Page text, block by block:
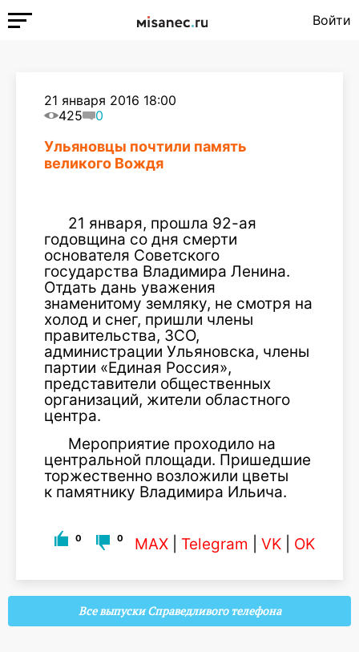
Войти
21 января 2016 18:00
425
0
Ульяновцы почтили память
великого Вождя
21 января, прошла 92-ая
годовщина со дня смерти
основателя Советского
государства Владимира Ленина.
Отдать дань уважения
знаменитому земляку, не смотря на
холод и снег, пришли члены
правительства, ЗСО,
администрации Ульяновска, члены
партии «Единая Россия»,
представители общественных
организаций, жители областного
центра.
Мероприятие проходило на
центральной площади. Пришедшие
торжественно возложили цветы
к памятнику Владимира Ильича.
0 0 MAX Telegram VK OK
Все выпуски Справедливого телефона